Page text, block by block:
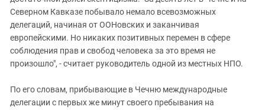
Северном Кавказе побывало немало всевозможных
делегаций, начиная от ООНовских и заканчивая
европейскими. Но никаких позитивных перемен в сфере
соблюдения прав и свобод человека за это время не
произошло", - считает руководитель одной из местных НПО.
По его словам, прибывающие в Чечню международные
делегации с первых же минут своего пребывания на